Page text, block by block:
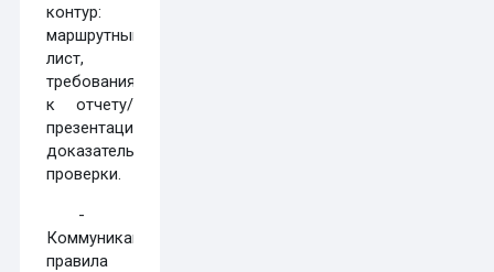
контур:
маршрутный
лист,
требования
к отчету/
презентации,
доказательства
проверки.
-
Коммуникация:
правила